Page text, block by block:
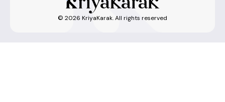
© 2026 KriyaKarak. All rights reserved